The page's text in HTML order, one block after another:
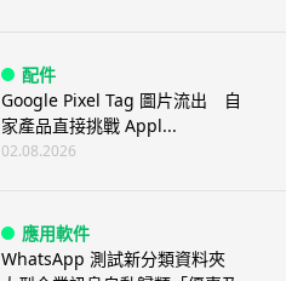
配件
Google Pixel Tag 圖片流出 自
家產品直接挑戰 Appl...
02.08.2026
應用軟件
WhatsApp 測試新分類資料夾